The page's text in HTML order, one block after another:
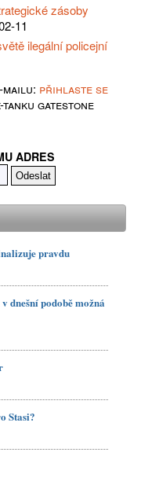
zásoby
11
ilegální policejní
přihlaste se
gatestone
ADRES
pravdu
dnešní podobě možná
Stasi?